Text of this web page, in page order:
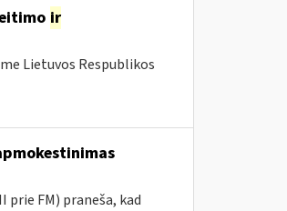
ir
Lietuvos Respublikos
FM) praneša, kad